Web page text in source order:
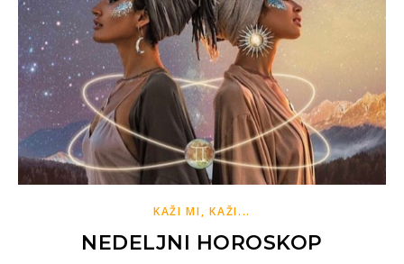
KAŽI MI, KAŽI...
NEDELJNI HOROSKOP